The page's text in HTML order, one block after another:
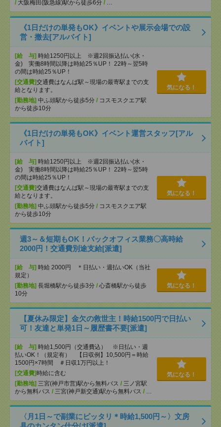
/ 大阪梅田(阪急線)駅から徒歩6分 / …
《1日だけの単発もOK》イベントや展示会場での設
営・撤去[アルバイト]
[給 与] 時給1250円以上 ※週2回振込払い(水・
金) 実働8時間以降は時給25％UP！ 22時～翌5時
の間は時給25％UP！
[交通費]交通費はなんば駅～現場の最寄駅までの支
給となります。
[勤務地] 中ふ頭駅から徒歩5分 / コスモスクエア駅
から徒歩10分
気になる！
《1日だけの単発もOK》イベント運営スタッフ[アル
バイト]
[給 与] 時給1250円以上 ※週2回振込払い(水・
金) 実働8時間以降は時給25％UP！ 22時～翌5時
の間は時給25％UP！
[交通費]交通費はなんば駅～現場の最寄駅までの支
給となります。
[勤務地] 中ふ頭駅から徒歩5分 / コスモスクエア駅
から徒歩10分
気になる！
週3～＆短期もOK！バックオフィス業務〇高時給
2000円！交通費別途支給[派遣]
[給 与] 時給 2000円 ＊日払い・週払いOK（当社
規定）
[勤務地] 長堀橋駅から徒歩3分 / 心斎橋駅から徒歩
10分
気になる！
【夏休み限定】金欠の救世主！時給1500円で日払い
可！友達と単発1日～履歴書不要[派遣]
[給 与] 時給1,500円（交通費込） ※日払い・週
払いOK！（規定有） 【日収例】10,500円＝時給
1500円×7時間 ＃日収1万円以上！
[交通費] 時給に含む
[勤務地] 三宮(神戸市営)駅から無料バス / 三ノ宮駅
から無料バス / 三宮(神戸新交通)駅から無料バス / …
気になる！
〈月1日～で副業にピッタリ＊時給1,500円～〉文房